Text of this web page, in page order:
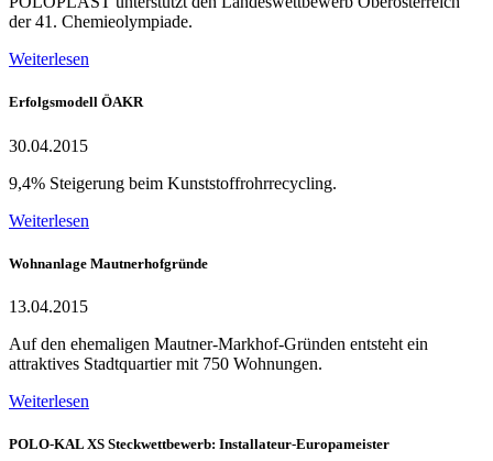
der 41. Chemieolympiade.
Weiterlesen
Erfolgsmodell ÖAKR
30.04.2015
9,4% Steigerung beim Kunststoffrohrrecycling.
Weiterlesen
Wohnanlage Mautnerhofgründe
13.04.2015
Auf den ehemaligen Mautner-Markhof-Gründen entsteht ein
attraktives Stadtquartier mit 750 Wohnungen.
Weiterlesen
POLO-KAL XS Steckwettbewerb: Installateur-Europameister